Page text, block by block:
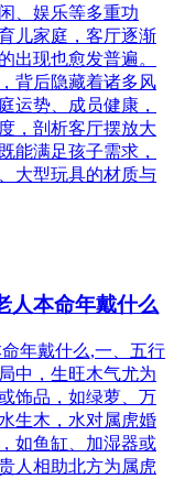
、娱乐等多重功
儿家庭，客厅逐渐
出现也愈发普遍。
背后隐藏着诸多风
运势、成员健康，
，剖析客厅摆放大
能满足孩子需求，
大型玩具的材质与
人本命年戴什么
年戴什么,一、五行
中，生旺木气尤为
饰品，如绿萝、万
生木，水对属虎婚
如鱼缸、加湿器或
人相助北方为属虎